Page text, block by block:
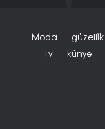
Moda Güzelli̇k
Tv
Künye